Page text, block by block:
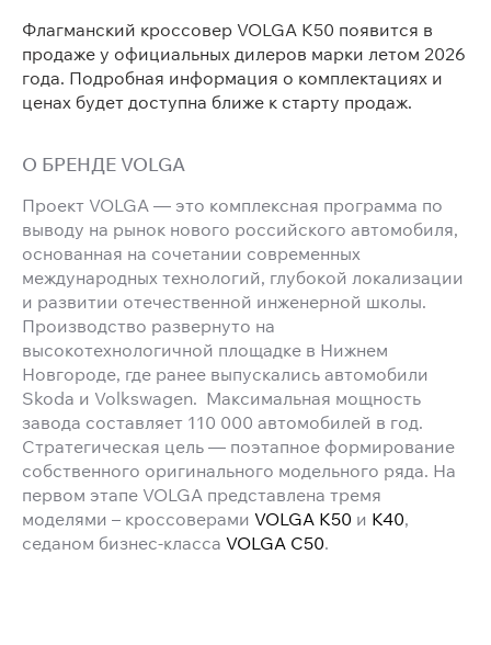
Флагманский кроссовер VOLGA К50 появится в
продаже у официальных дилеров марки летом 2026
года. Подробная информация о комплектациях и
ценах будет доступна ближе к старту продаж.
О БРЕНДЕ VOLGA
Проект VOLGA — это комплексная программа по
выводу на рынок нового российского автомобиля,
основанная на сочетании современных
международных технологий, глубокой локализации
и развитии отечественной инженерной школы.
Производство развернуто на
высокотехнологичной площадке в Нижнем
Новгороде, где ранее выпускались автомобили
Skoda и Volkswagen. Максимальная мощность
завода составляет 110 000 автомобилей в год.
Стратегическая цель — поэтапное формирование
собственного оригинального модельного ряда. На
первом этапе VOLGA представлена тремя
моделями – кроссоверами VOLGA К50 и К40,
седаном бизнес-класса VOLGA C50.